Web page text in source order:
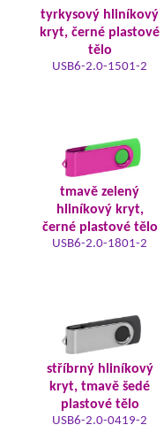
tyrkysový hliníkový
kryt, černé plastové
tělo
USB6-2.0-1501-2
tmavě zelený
hliníkový kryt,
černé plastové tělo
USB6-2.0-1801-2
stříbrný hliníkový
kryt, tmavě šedé
plastové tělo
USB6-2.0-0419-2